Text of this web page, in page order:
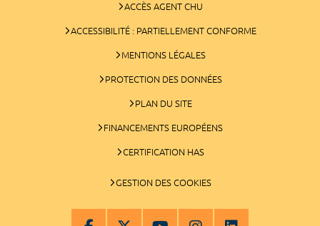
ACCÈS AGENT CHU
ACCESSIBILITÉ : PARTIELLEMENT CONFORME
MENTIONS LÉGALES
PROTECTION DES DONNÉES
PLAN DU SITE
FINANCEMENTS EUROPÉENS
CERTIFICATION HAS
GESTION DES COOKIES